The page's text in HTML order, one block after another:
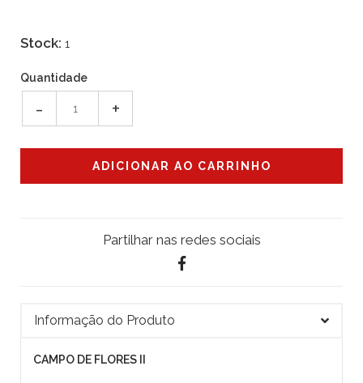
Stock: 1
Quantidade
- +
Partilhar nas redes sociais
Informação do Produto
CAMPO DE FLORES II